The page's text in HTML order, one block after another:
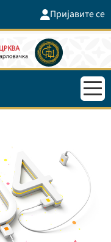
Пријавите се